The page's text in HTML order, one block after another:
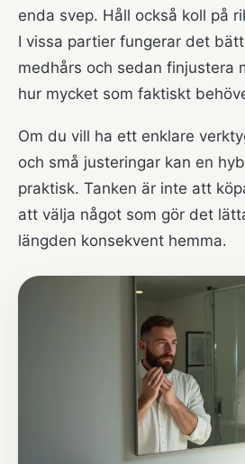
enda svep. Håll också koll på
I vissa partier fungerar det
medhårs och sedan finjustera
hur mycket som faktiskt
Om du vill ha ett enklare
och små justeringar kan en
praktisk. Tanken är inte att
att välja något som gör det
längden konsekvent hemma.